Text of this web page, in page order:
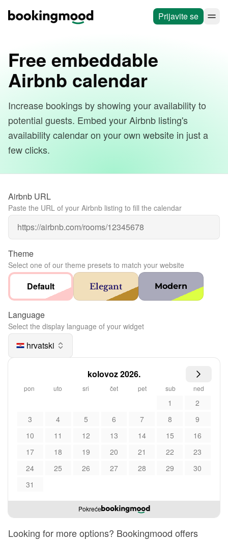
Prijavite se
Free embeddable
Airbnb calendar
Increase bookings by showing your availability to
potential guests. Embed your Airbnb listing's
availability calendar on your own website in just a
few clicks.
Airbnb URL
Paste the URL of your Airbnb listing to fill the calendar
Theme
Select one of our theme presets to match your website
Default Elegant Modern
Language
Select the display language of your widget
hrvatski
kolovoz 2026.
pon uto sri čet pet sub ned
1
2
3
4 5 6 7 8
9
10
11 12 13 14 15
16
17
18 19 20 21 22
23
24
25 26 27 28 29
30
31
Pokreće
Looking for more options? Bookingmood offers